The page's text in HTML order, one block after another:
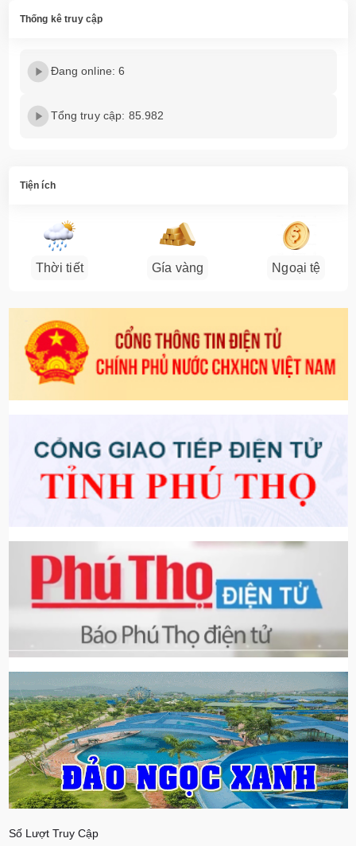
Thống kê truy cập
Đang online: 6
Tổng truy cập: 85.982
Tiện ích
Thời tiết Gía vàng Ngoại tệ
Số Lượt Truy Cập